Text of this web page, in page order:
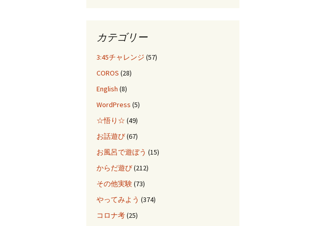
カテゴリー
3:45チャレンジ (57)
COROS (28)
English (8)
WordPress (5)
☆悟り☆ (49)
お話遊び(67)
お風呂で遊ぼう (15)
からだ遊び(212)
その他実験(73)
やってみよう (374)
コロナ考(25)